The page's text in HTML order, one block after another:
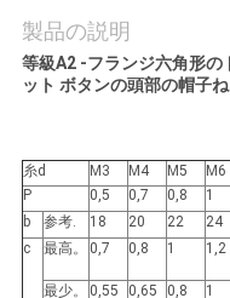
連
絡
な
さ
製品の説明
等級A2 -フランジ六角形の
ット ボタンの頭部の帽子
糸d M3 M4 M5 M6
P
0,5 0,7 0,8 1
b
参考. 18 20 22 24
c
最高。 0,7 0,8 1 1,2
最少。 0,55 0,65 0,8 1